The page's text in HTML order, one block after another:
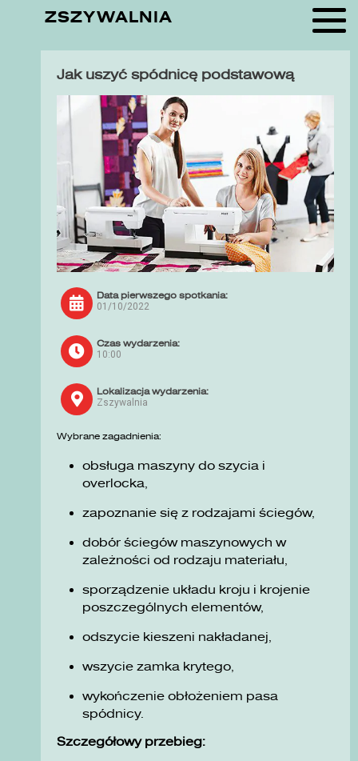
ZSZYWALNIA
Jak uszyć spódnicę podstawową
Data pierwszego spotkania:
01/10/2022
Czas wydarzenia:
10:00
Lokalizacja wydarzenia:
Zszywalnia
Wybrane zagadnienia:
obsługa maszyny do szycia i
overlocka,
zapoznanie się z rodzajami ściegów,
dobór ściegów maszynowych w
zależności od rodzaju materiału,
sporządzenie układu kroju i krojenie
poszczególnych elementów,
odszycie kieszeni nakładanej,
wszycie zamka krytego,
wykończenie obłożeniem pasa
spódnicy.
Szczegółowy przebieg: